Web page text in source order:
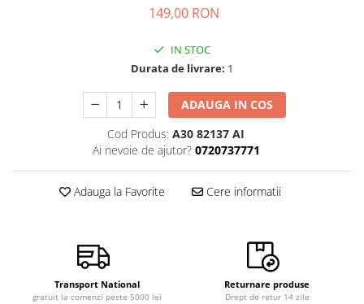
149,00 RON
IN STOC
Durata de livrare: 1
ADAUGA IN COS
Cod Produs: A30 82137 AI
Ai nevoie de ajutor? 0720737771
Adauga la Favorite Cere informatii
Transport National
gratuit la comenzi peste 5000 lei
Returnare produse
Drept de retur 14 zile